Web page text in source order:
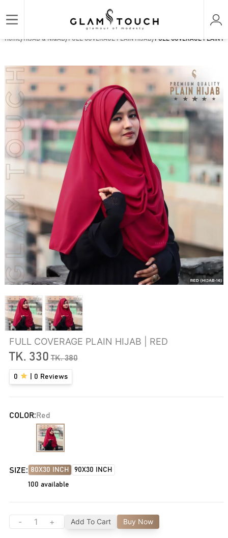
Home/HIJAB & NIQAB/FULL COVERAGE PLAIN HIJAB/FULL COVERAGE PLAIN
FULL COVERAGE PLAIN HIJAB | RED
TK. 330 TK.380
0 0 Reviews
COLOR: Red
SIZE: 80X30 INCH 90X30 INCH
100 available
- + Add To Cart Buy Now